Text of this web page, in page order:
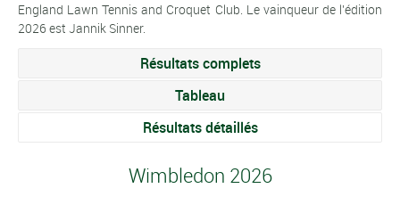
England Lawn Tennis and Croquet Club. Le vainqueur de l'édition
2026 est Jannik Sinner.
Résultats complets
Tableau
Résultats détaillés
Wimbledon 2026